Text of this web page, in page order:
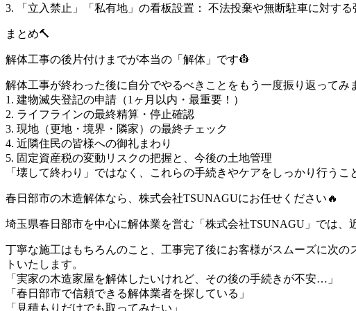
3. 「立入禁止」「私有地」の看板設置： 不法投棄や無断駐車に対する
まとめ🔨
解体工事の後片付けまでが本当の「解体」です👷
解体工事が終わった後に自分でやるべきことをもう一度振り返ってみ
1. 建物滅失登記の申請（1ヶ月以内・最重要！）
2. ライフラインの最終精算・停止確認
3. 現地（更地・境界・隣家）の最終チェック
4. 近隣住民の皆様への御礼まわり
5. 固定資産税の変動リスクの把握と、今後の土地管理
「壊して終わり」ではなく、これらの手続きやケアをしっかり行う
春日部市の木造解体なら、株式会社TSUNAGUにお任せください🔥
埼玉県春日部市を中心に解体業を営む「株式会社TSUNAGU」では
丁寧な施工はもちろんのこと、工事完了後にお客様がスムーズに次
トいたします。
「実家の木造家屋を解体したいけれど、その後の手続きが不安…」
「春日部市で信頼できる解体業者を探している」
「見積もりだけでも取ってみたい」